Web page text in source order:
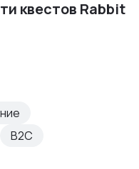
квестов Rabbit
B2C